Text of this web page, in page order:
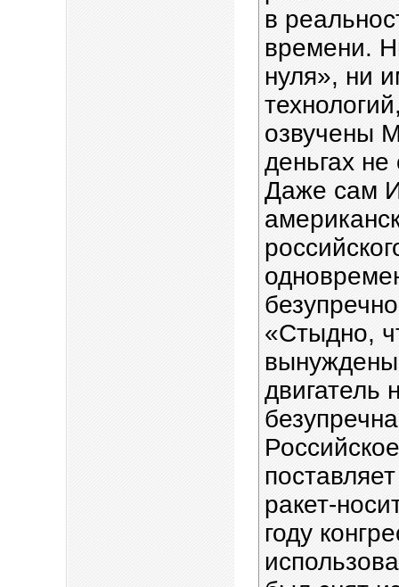
в
времени.
нуля», ни
озвучены
деньгах не
Даже сам
«Стыдно,
вынуждены
двигатель
ракет-
году